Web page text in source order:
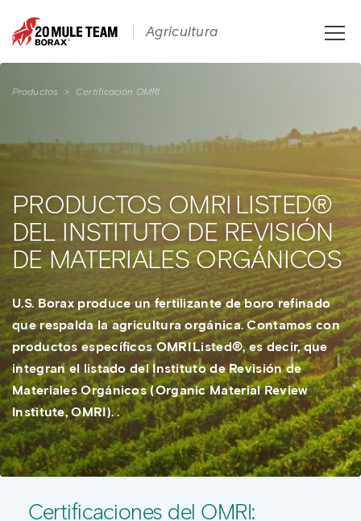
Productos > Certificación OMRI
PRODUCTOS OMRI LISTED®
DEL INSTITUTO DE REVISIÓN
DE MATERIALES ORGÁNICOS
U.S. Borax produce un fertilizante de boro refinado
que respalda la agricultura orgánica. Contamos con
productos específicos OMRI Listed®, es decir, que
integran el listado del Instituto de Revisión de
Materiales Orgánicos (Organic Material Review
Institute, OMRI). .
Certificaciones del OMRI:
Agricultura
Toggle